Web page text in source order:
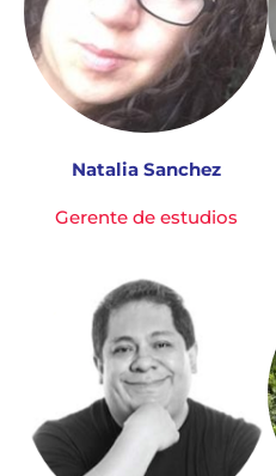
Natalia Sanchez
Gerente de estudios